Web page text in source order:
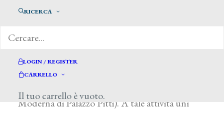
RICERCA
LOGIN / REGISTER
CARRELLO
Il tuo carrello è vuoto.
Attivo come pittore di genere, dal 1854 al 1878
presentava alla mostra della Società Promotrice
Moderna di Palazzo Pitti). A tale attività unì